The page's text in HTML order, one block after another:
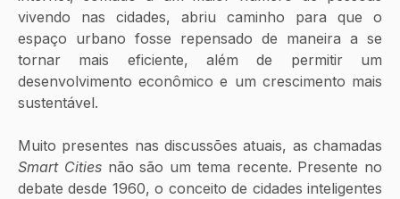
vivendo nas cidades, abriu caminho para que o
espaço urbano fosse repensado de maneira a se
tornar mais eficiente, além de permitir um
desenvolvimento econômico e um crescimento mais
sustentável.
Smart Cities não são um tema recente. Presente no
debate desde 1960, o conceito de cidades inteligentes